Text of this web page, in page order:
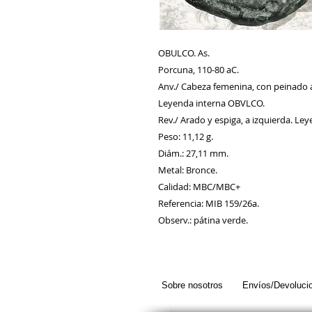
OBULCO. As.
Porcuna, 110-80 aC.
Anv./ Cabeza femenina, con
Leyenda interna OBVLCO.
Rev./ Arado y espiga, a izquierda.
Peso: 11,12 g.
Diám.: 27,11 mm.
Metal: Bronce.
Calidad: MBC/MBC+
Referencia: MIB 159/26a.
Observ.: pátina verde.
Sobre nosotros Envíos/